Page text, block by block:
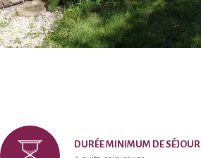
DURÉE MINIMUM DE SÉJOUR